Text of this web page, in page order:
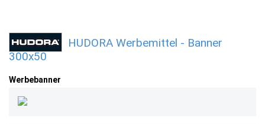
HUDORA Werbemittel - Banner
300x50
Werbebanner